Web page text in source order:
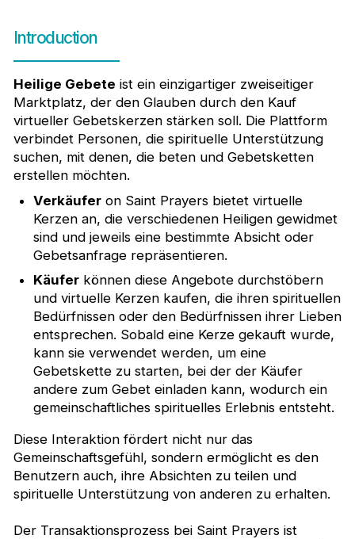
Introduction
Heilige Gebete ist ein einzigartiger zweiseitiger
Marktplatz, der den Glauben durch den Kauf
virtueller Gebetskerzen stärken soll. Die Plattform
verbindet Personen, die spirituelle Unterstützung
suchen, mit denen, die beten und Gebetsketten
erstellen möchten.
Verkäuferon Saint Prayers bietet virtuelle
Kerzen an, die verschiedenen Heiligen gewidmet
sind und jeweils eine bestimmte Absicht oder
Gebetsanfrage repräsentieren.
Käuferkönnen diese Angebote durchstöbern
und virtuelle Kerzen kaufen, die ihren spirituellen
Bedürfnissen oder den Bedürfnissen ihrer Lieben
entsprechen. Sobald eine Kerze gekauft wurde,
kann sie verwendet werden, um eine
Gebetskette zu starten, bei der der Käufer
andere zum Gebet einladen kann, wodurch ein
gemeinschaftliches spirituelles Erlebnis entsteht.
Diese Interaktion fördert nicht nur das
Gemeinschaftsgefühl, sondern ermöglicht es den
Benutzern auch, ihre Absichten zu teilen und
spirituelle Unterstützung von anderen zu erhalten.
Der Transaktionsprozess bei Saint Prayers ist